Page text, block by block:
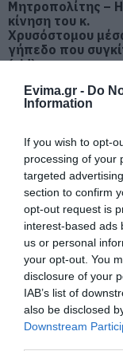
Evima.gr - Do
Information
If you wish to opt-
processing of your
targeted
section to confirm
opt-out request is
interest-based ads
us or personal
your opt-out. You
disclosure of your
IAB’s list of
also be disclosed
Downstream
05.08.2026 | 19:20
Ο απόλυτος
τη Σαντορίνη
τραυματίστηκε
Εύβοια
05.08.2026 | 18:40
Τρόμος σε
αεροσκάφος
– 17 τραυματίες
05.08.2026 | 18:20
Μεγάλη
Νέα
05.08.2026 | 18:00
Μητροπολίτης – Η
κίνηση του κ.
Χρυσόστομου
γήπεδο που
(vid)
Α. Ο. Χαλκίς:
πρώτη επίσημη
προετοιμασίας
αγιασμός